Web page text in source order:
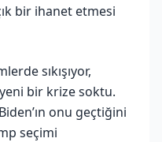
bir ihanet etmesi
sıkışıyor,
bir krize soktu.
onu geçtiğini
seçimi